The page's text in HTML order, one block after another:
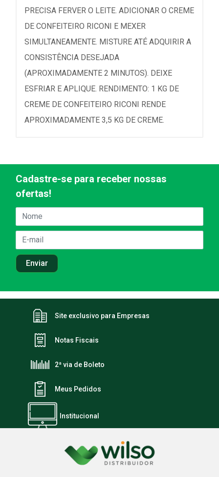
PRECISA FERVER O LEITE. ADICIONAR O CREME
DE CONFEITEIRO RICONI E MEXER
SIMULTANEAMENTE. MISTURE ATÉ ADQUIRIR A
CONSISTÊNCIA DESEJADA
(APROXIMADAMENTE 2 MINUTOS). DEIXE
ESFRIAR E APLIQUE. RENDIMENTO: 1 KG DE
CREME DE CONFEITEIRO RICONI RENDE
APROXIMADAMENTE 3,5 KG DE CREME.
Cadastre-se para receber nossas
ofertas!
Site exclusivo para Empresas
Notas Fiscais
2ª via de Boleto
Meus Pedidos
Institucional